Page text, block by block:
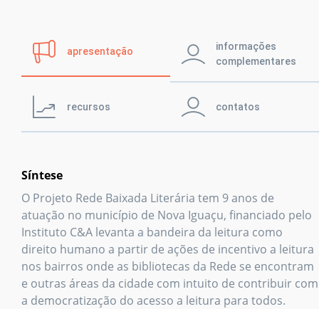
Biblioteca
apresentação
informações
complementares
recursos contatos
Síntese
O Projeto Rede Baixada Literária tem 9 anos de
atuação no município de Nova Iguaçu, financiado pelo
Instituto C&A levanta a bandeira da leitura como
direito humano a partir de ações de incentivo a leitura
nos bairros onde as bibliotecas da Rede se encontram
e outras áreas da cidade com intuito de contribuir com
a democratização do acesso a leitura para todos.